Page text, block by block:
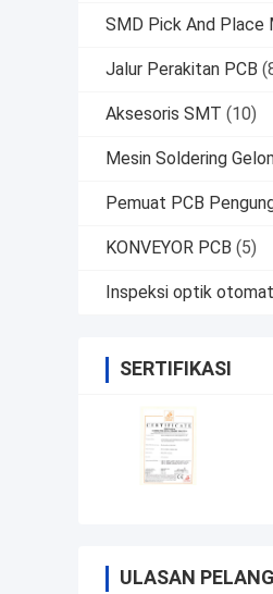
SMD Pick And Place
Jalur Perakitan PCB
Aksesoris SMT (10)
Mesin Soldering
Pemuat PCB
KONVEYOR PCB (5)
Inspeksi optik
SERTIFIKASI
ULASAN